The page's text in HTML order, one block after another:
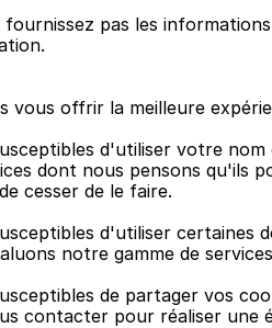
fournissez pas les
vous offrir la meilleure
d'utiliser votre
dont nous pensons qu'ils
cesser de le faire.
d'utiliser certaines
notre gamme de
de partager vos
contacter pour réaliser une